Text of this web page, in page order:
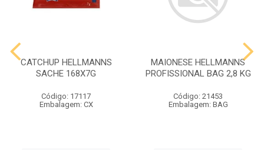
CATCHUP HELLMANNS
SACHE 168X7G
Código: 17117
Embalagem: CX
MAIONESE HELLMANNS
PROFISSIONAL BAG 2,8 KG
Código: 21453
Embalagem: BAG